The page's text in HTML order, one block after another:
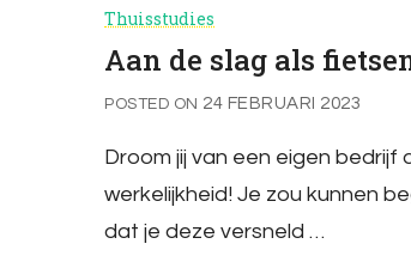
Thuisstudies
Aan de slag als
POSTED ON 24 FEBRUARI 2023
Droom jij van een eigen
werkelijkheid! Je zou kunnen
dat je deze versneld …